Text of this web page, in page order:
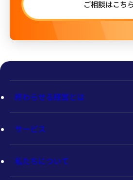
ご相談はこちら
終わらせる経営とは
サービス
私たちについて